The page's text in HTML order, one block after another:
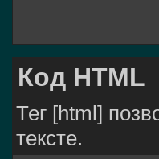
Код HTML
Тег [html]
тексте.